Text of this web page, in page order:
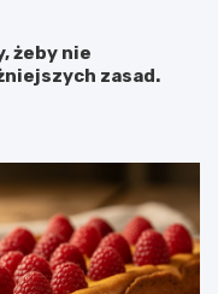
żeby nie
zasad.